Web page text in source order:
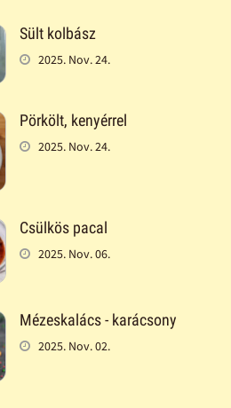
Sült kolbász
2025. Nov. 24.
Pörkölt, kenyérrel
2025. Nov. 24.
Csülkös pacal
2025. Nov. 06.
Mézeskalács - karácsony
2025. Nov. 02.